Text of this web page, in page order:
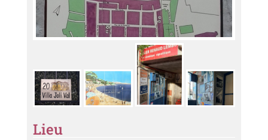
Lieu